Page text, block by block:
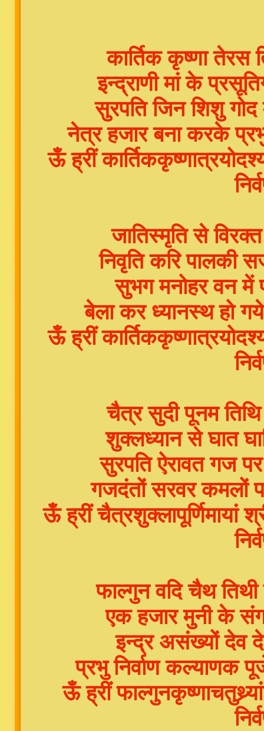
कार्तिक कृष्णा तेरस
इन्द्राणी मां के
सुरपति जिन शिशु
नेत्र हजार बना करके
ऊँ ह्रीं
जातिस्मृति से
निवृति करि पालकी
सुभग मनोहर वन में
बेला कर ध्यानस्थ हो
ऊँ ह्रीं
चैत्र सुदी पूनम
शुक्लध्यान से घात
सुरपति ऐरावत गज
गजदंतों सरवर कमलों
ऊँ ह्रीं चैत्रशुक्लापूर्णिमायां
फाल्गुन वदि चैथ
एक हजार मुनी के
इन्द्र असंख्यों देव
प्रभु निर्वाण
ऊँ ह्रीं